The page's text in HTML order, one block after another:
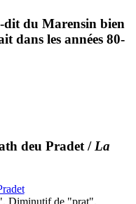
dit du Marensin bien
dans les années 80-
deu Pradet / La
Diminutif de "prat".